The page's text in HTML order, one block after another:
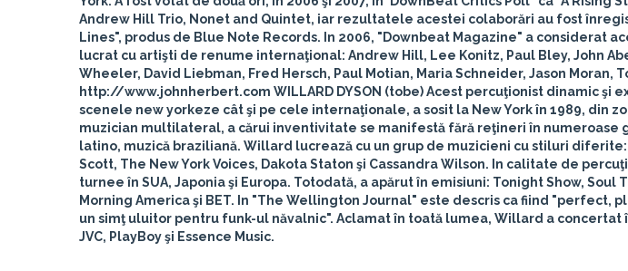
Andrew Hill Trio, Nonet and Quintet, iar rezultatele acestei colaborări au fost
Lines", produs de Blue Note Records. In 2006, "Downbeat Magazine" a considerat
lucrat cu artişti de renume internaţional: Andrew Hill, Lee Konitz, Paul Bley, John
Wheeler, David Liebman, Fred Hersch, Paul Motian, Maria Schneider, Jason Moran,
http://www.johnherbert.com WILLARD DYSON (tobe)Acest percuţionist dinamic şi
scenele new yorkeze cât şi pe cele internaţionale, a sosit la New York în 1989, din
muzician multilateral, a cărui inventivitate se manifestă fără reţineri în numeroase
latino, muzică braziliană. Willard lucrează cu un grup de muzicieni cu stiluri
Scott, The New York Voices, Dakota Staton şi Cassandra Wilson. In calitate de
turnee în SUA, Japonia şi Europa. Totodată, a apărut în emisiuni: Tonight Show, Soul
Morning America şi BET. In "The Wellington Journal" este descris ca fiind "perfect,
un simţ uluitor pentru funk-ul năvalnic". Aclamat în toată lumea, Willard a
JVC, PlayBoy şi Essence Music.